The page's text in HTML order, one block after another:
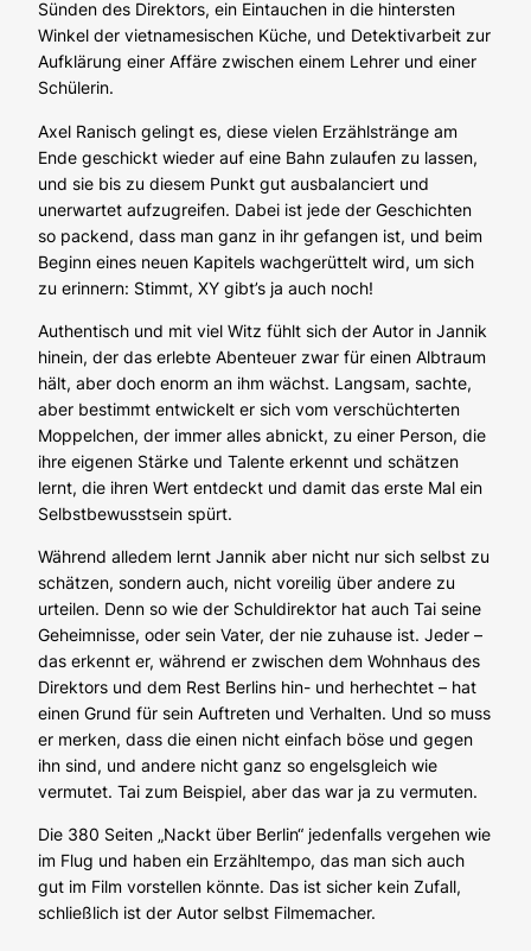
Sünden des Direktors, ein Eintauchen in die hintersten
Winkel der vietnamesischen Küche, und Detektivarbeit zur
Aufklärung einer Affäre zwischen einem Lehrer und einer
Schülerin.
Axel Ranisch gelingt es, diese vielen Erzählstränge am
Ende geschickt wieder auf eine Bahn zulaufen zu lassen,
und sie bis zu diesem Punkt gut ausbalanciert und
unerwartet aufzugreifen. Dabei ist jede der Geschichten
so packend, dass man ganz in ihr gefangen ist, und beim
Beginn eines neuen Kapitels wachgerüttelt wird, um sich
zu erinnern: Stimmt, XY gibt’s ja auch noch!
Authentisch und mit viel Witz fühlt sich der Autor in Jannik
hinein, der das erlebte Abenteuer zwar für einen Albtraum
hält, aber doch enorm an ihm wächst. Langsam, sachte,
aber bestimmt entwickelt er sich vom verschüchterten
Moppelchen, der immer alles abnickt, zu einer Person, die
ihre eigenen Stärke und Talente erkennt und schätzen
lernt, die ihren Wert entdeckt und damit das erste Mal ein
Selbstbewusstsein spürt.
Während alledem lernt Jannik aber nicht nur sich selbst zu
schätzen, sondern auch, nicht voreilig über andere zu
urteilen. Denn so wie der Schuldirektor hat auch Tai seine
Geheimnisse, oder sein Vater, der nie zuhause ist. Jeder –
das erkennt er, während er zwischen dem Wohnhaus des
Direktors und dem Rest Berlins hin- und herhechtet – hat
einen Grund für sein Auftreten und Verhalten. Und so muss
er merken, dass die einen nicht einfach böse und gegen
ihn sind, und andere nicht ganz so engelsgleich wie
vermutet. Tai zum Beispiel, aber das war ja zu vermuten.
Die 380 Seiten „Nackt über Berlin“ jedenfalls vergehen wie
im Flug und haben ein Erzähltempo, das man sich auch
gut im Film vorstellen könnte. Das ist sicher kein Zufall,
schließlich ist der Autor selbst Filmemacher.